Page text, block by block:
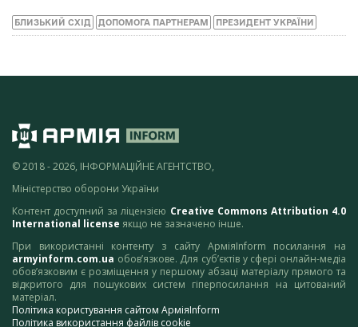
БЛИЗЬКИЙ СХІД ДОПОМОГА ПАРТНЕРАМ ПРЕЗИДЕНТ УКРАЇНИ
© 2018 - 2026, ІНФОРМАЦІЙНЕ АГЕНТСТВО,
Міністерство оборони України
Контент доступний за ліцензією Creative Commons Attribution 4.0
International license якщо не зазначено інше.
При використанні контенту з сайту АрміяInform посилання на
armyinform.com.ua обов’язкове. Для суб’єктів у сфері онлайн-медіа
обов’язковим є розміщення у першому абзаці матеріалу прямого та
відкритого для пошукових систем гіперпосилання на цитований
матеріал.
Політика користування сайтом АрміяInform
Політика використання файлів cookie